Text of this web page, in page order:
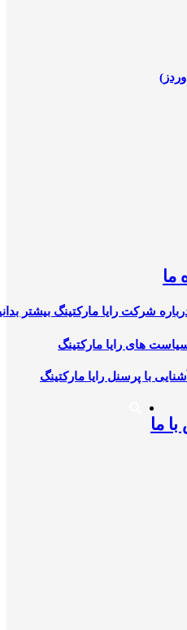
ما
شرکت رایا مارکتینگ بیشتر
های رایا مارکتینگ
آشنایی با پرسنل رایا مارکتینگ
ما